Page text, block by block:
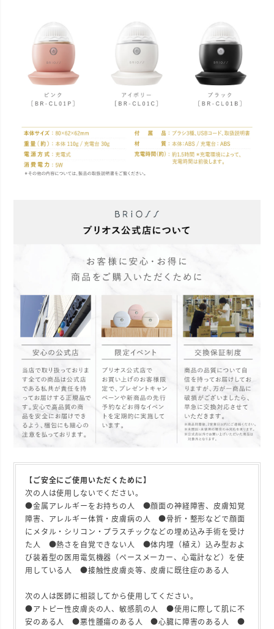
【ご安全にご使用いただくために】
次の人は使用しないでください。
●金属アレルギーをお持ちの人 ●顔面の神経障害、皮膚知覚
障害、アレルギー体質・皮膚病の人 ●骨折・整形などで顔面
にメタル・シリコン・プラスチックなどの埋め込み手術を受け
た人 ●熱さを自覚できない人 ●体内埋（植え）込み型およ
び装着型の医用電気機器（ペースメーカー、心電計など）を使
用している人 ●接触性皮膚炎等、皮膚に既往症のある人
次の人は医師に相談してから使用してください。
●アトピー性皮膚炎の人、敏感肌の人 ●使用に際して肌に不
安のある人 ●悪性腫瘍のある人 ●心臓に障害のある人 ●